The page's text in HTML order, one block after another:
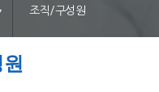
조직/구성원